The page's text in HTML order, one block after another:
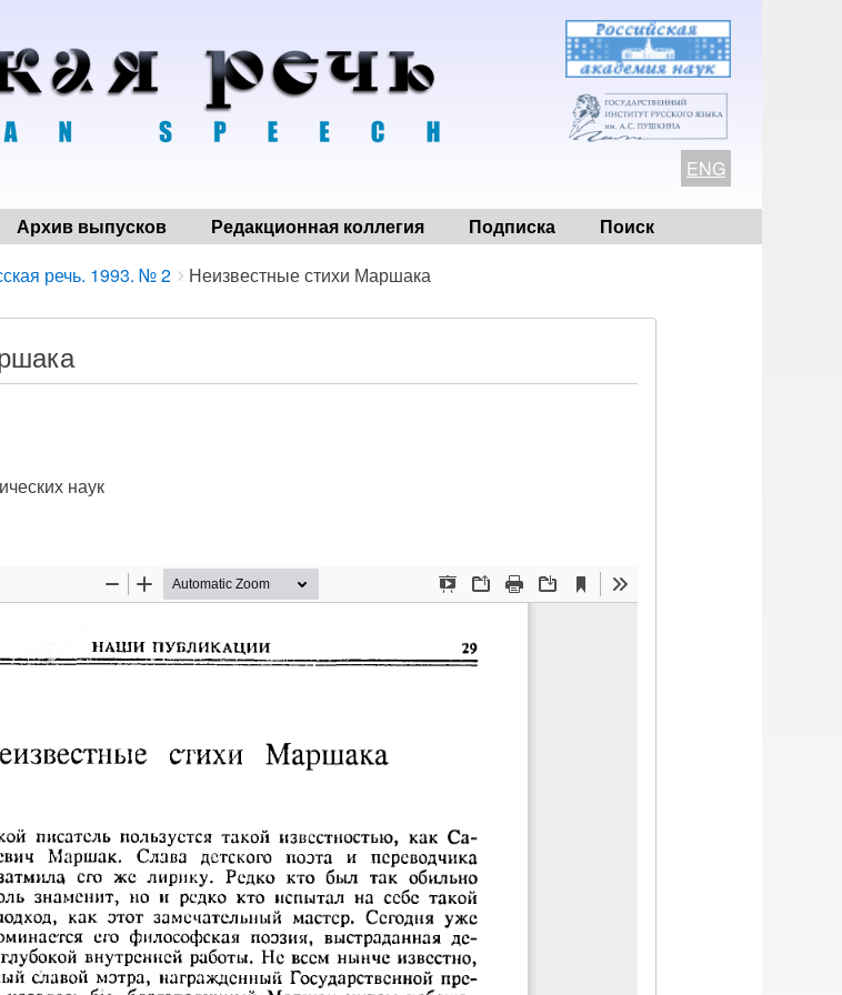
ENG
Архив выпусков Редакционная коллегия Подписка Поиск
речь. 1993. № 2 Неизвестные стихи Маршака
наук